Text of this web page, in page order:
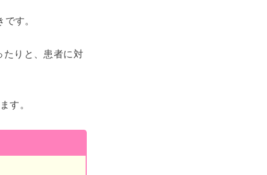
す。
たりと、患者に対
す。